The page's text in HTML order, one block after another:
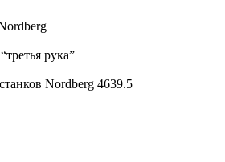
рука”
Nordberg 4639.5